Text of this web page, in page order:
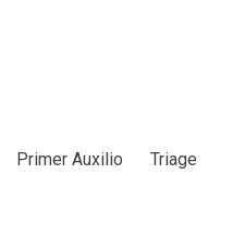
Primer Auxilio Triage